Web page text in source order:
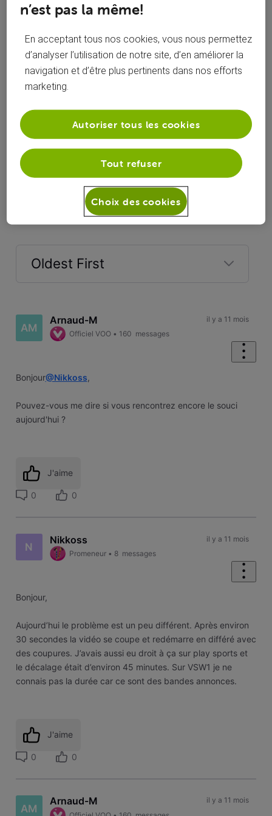
Oldest First
First
AM
Arnaud-M
Officiel VOO • 160 messages
il y a 11 mois
Bonjour@Nikkoss,
Pouvez-vous me dire si vous rencontrez encore le souci
aujourd'hui ?
J'aime
0 0
N
Nikkoss
Promeneur • 8 messages
il y a 11 mois
Bonjour,
Aujourd’hui le problème est un peu différent. Après environ
30 secondes la vidéo se coupe et redémarre en différé avec
des coupures. J’avais aussi eu droit à ça sur play sports et
le décalage était d’environ 45 minutes. Sur VSW1 je ne
connais pas la durée car ce sont des bandes annonces.
J'aime
0 0
AM
Arnaud-M il y a 11 mois
n’est pas la même!
En acceptant tous nos cookies, vous nous permettez
d’analyser l’utilisation de notre site, d’en améliorer la
navigation et d’être plus pertinents dans nos efforts
marketing.
Tout refuser
Autoriser tous les cookies
Choix des cookies